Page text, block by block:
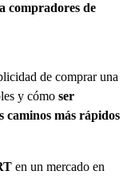
compradores de
de comprar una
y cómo ser
caminos más rápidos
en un mercado en